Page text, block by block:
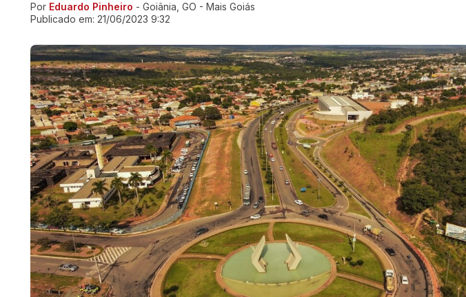
Ir direto pra matéria
Por Eduardo Pinheiro - Goiânia, GO - Mais Goiás
Publicado em: 21/06/2023 9:32